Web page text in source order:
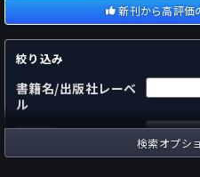
新刊から高評価
絞り込み
書籍名/出版社レーベ
ル
著者名
国内
検索オプシ